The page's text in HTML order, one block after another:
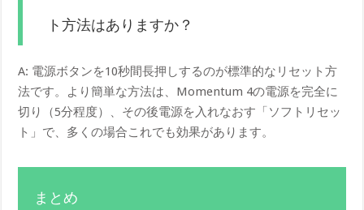
ト方法はありますか？
A: 電源ボタンを10秒間長押しするのが標準的なリセット方
法です。より簡単な方法は、Momentum 4の電源を完全に
切り（5分程度）、その後電源を入れなおす「ソフトリセッ
ト」で、多くの場合これでも効果があります。
まとめ